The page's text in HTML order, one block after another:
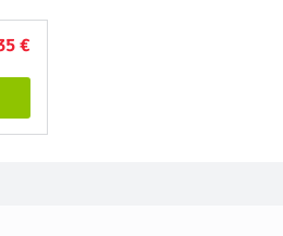
€